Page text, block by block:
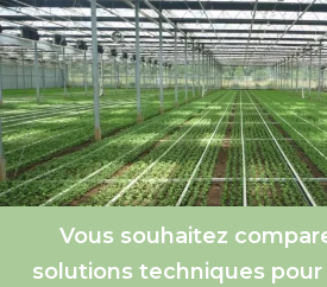
Vous souhaitez
solutions techniques